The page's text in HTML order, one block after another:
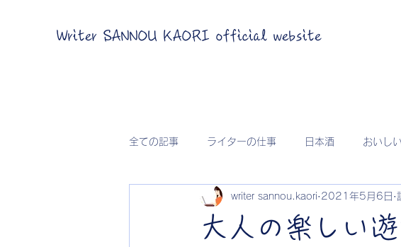
Writer SANNOU KAORI official website
全ての記事 ライターの仕事 日本酒 おいし
大人の楽しい
writer sannou.kaori 2021年5月6日